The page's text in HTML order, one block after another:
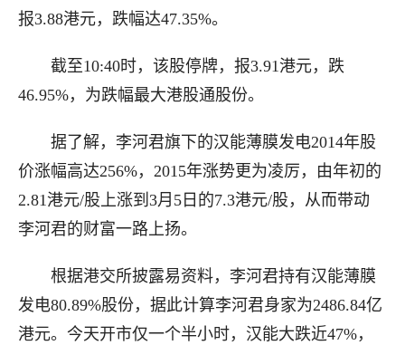
报3.88港元，跌幅达47.35%。
截至10:40时，该股停牌，报3.91港元，跌
46.95%，为跌幅最大港股通股份。
据了解，李河君旗下的汉能薄膜发电2014年股
价涨幅高达256%，2015年涨势更为凌厉，由年初的
2.81港元/股上涨到3月5日的7.3港元/股，从而带动
李河君的财富一路上扬。
根据港交所披露易资料，李河君持有汉能薄膜
发电80.89%股份，据此计算李河君身家为2486.84亿
港元。今天开市仅一个半小时，汉能大跌近47%，